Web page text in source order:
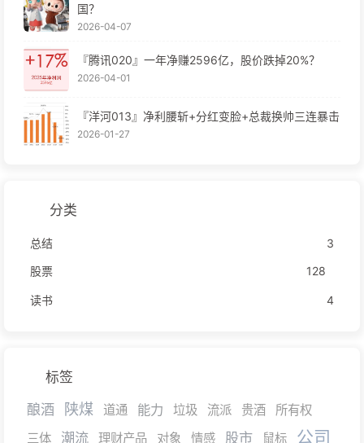
国？
2026-04-07
『腾讯020』一年净赚2596亿，股价跌掉20%？
2026-04-01
『洋河013』净利腰斩+分红变脸+总裁换帅三连暴击
2026-01-27
分类
总结
3
股票
128
读书 4
标签
酿酒 陕煤 道通 能力 垃圾 流派 贵酒
所有权
三体
潮流 理财产品 对象 情感 股市 鼠标 公司